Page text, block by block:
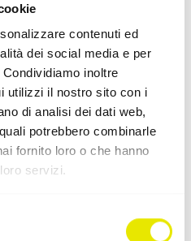
contenuti ed
dei social media e per
inoltre
utilizzi il nostro sito con i
di analisi dei dati web,
potrebbero combinarle
fornito loro o che hanno
servizi.
direttamente nella
garantendo una
fessure: il risultato è
stabilità al vento e un
di velcro.